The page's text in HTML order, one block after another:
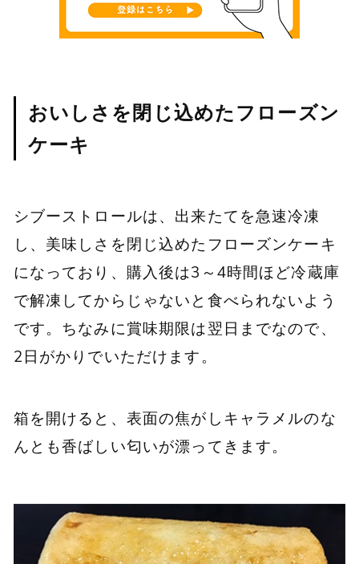
おいしさを閉じ込めたフローズン
ケーキ
シブーストロールは、出来たてを急速冷凍
し、美味しさを閉じ込めたフローズンケーキ
になっており、購入後は3～4時間ほど冷蔵庫
で解凍してからじゃないと食べられないよう
です。ちなみに賞味期限は翌日までなので、
2日がかりでいただけます。
箱を開けると、表面の焦がしキャラメルのな
んとも香ばしい匂いが漂ってきます。